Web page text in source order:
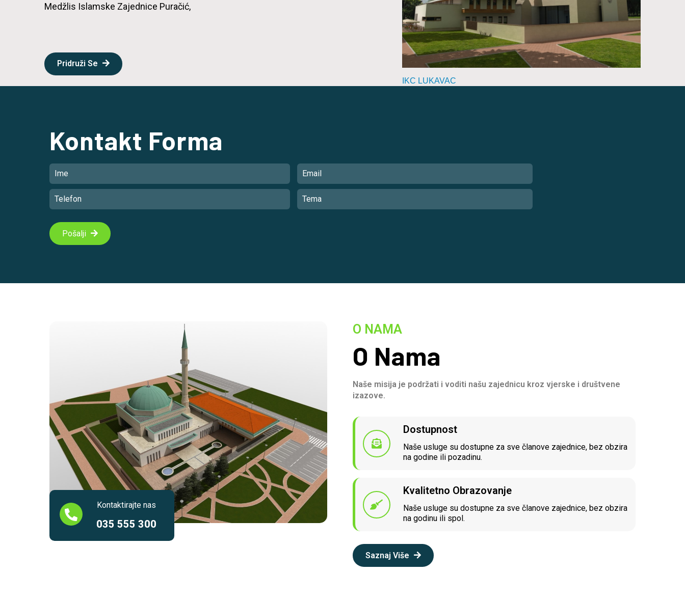
Medžlis Islamske Zajednice Puračić,
Pridruži Se
IKC LUKAVAC
Kontakt Forma
Pošalji
Kontaktirajte nas
035 555 300
O NAMA
O Nama
Naše misija je podržati i voditi našu zajednicu kroz vjerske i društvene
izazove.
Dostupnost
Naše usluge su dostupne za sve članove zajednice, bez obzira
na godine ili pozadinu.
Kvalitetno Obrazovanje
Naše usluge su dostupne za sve članove zajednice, bez obzira
na godinu ili spol.
Saznaj Više